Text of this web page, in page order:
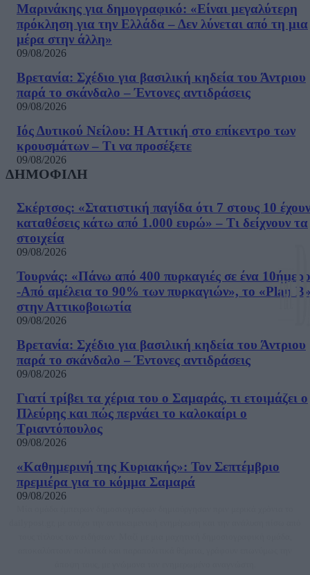
Μαρινάκης για δημογραφικό: «Είναι μεγαλύτερη
πρόκληση για την Ελλάδα – Δεν λύνεται από τη μια
μέρα στην άλλη»
09/08/2026
Βρετανία: Σχέδιο για βασιλική κηδεία του Άντριου
παρά το σκάνδαλο – Έντονες αντιδράσεις
09/08/2026
Ιός Δυτικού Νείλου: Η Αττική στο επίκεντρο των
κρουσμάτων – Τι να προσέξετε
09/08/2026
ΔΗΜΟΦΙΛΗ
Σκέρτσος: «Στατιστική παγίδα ότι 7 στους 10 έχουν
καταθέσεις κάτω από 1.000 ευρώ» – Τι δείχνουν τα
στοιχεία
09/08/2026
Τουρνάς: «Πάνω από 400 πυρκαγιές σε ένα 10ήμερο
-Από αμέλεια το 90% των πυρκαγιών», το «Plan
στην Αττικοβοιωτία
09/08/2026
Βρετανία: Σχέδιο για βασιλική κηδεία του Άντριου
παρά το σκάνδαλο – Έντονες αντιδράσεις
09/08/2026
Γιατί τρίβει τα χέρια του ο Σαμαράς, τι ετοιμάζει ο
Πλεύρης και πώς περνάει το καλοκαίρι ο
Τριαντόπουλος
09/08/2026
«Καθημερινή της Κυριακής»: Τον Σεπτέμβριο
πρεμιέρα για το κόμμα Σαμαρά
09/08/2026